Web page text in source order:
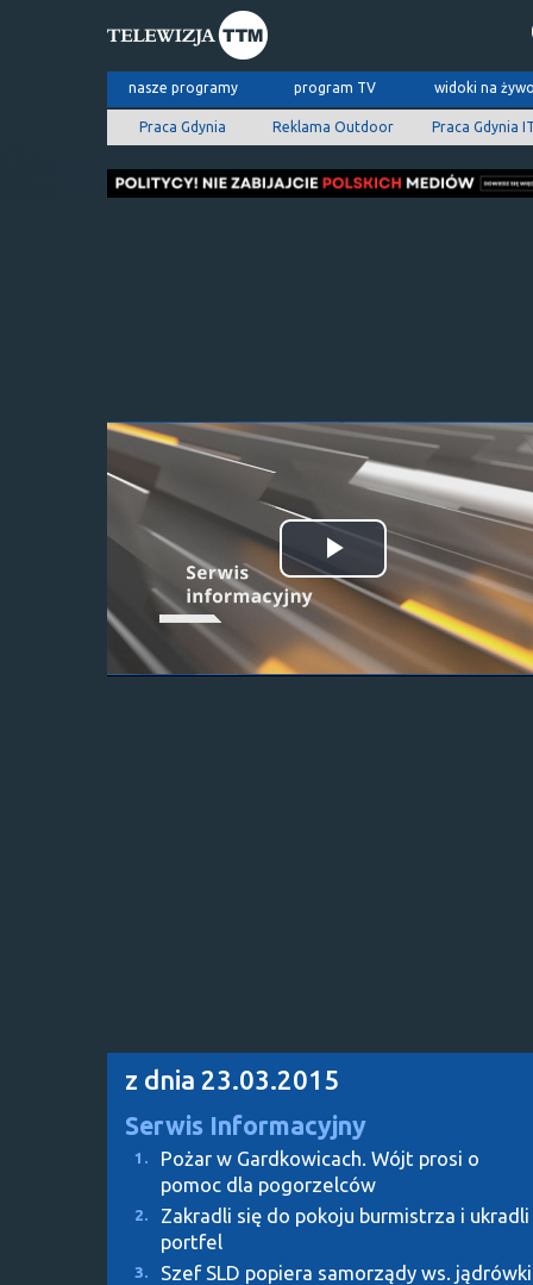
nasze programy program TV widoki na
Praca Gdynia Reklama Outdoor Praca Gdynia
Odtwórz
wideo
z dnia 23.03.2015
Serwis Informacyjny
1.
Pożar w Gardkowicach. Wójt prosi o
pomoc dla pogorzelców
2.
Zakradli się do pokoju burmistrza i ukradli
portfel
3. Szef SLD popiera samorządy ws. jądrówki